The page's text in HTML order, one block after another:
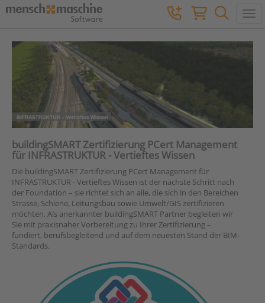
buildingSMART Zertifizierung PCert Management
für INFRASTRUKTUR - Vertieftes Wissen
Die buildingSMART Zertifizierung PCert Management für
INFRASTRUKTUR - Vertieftes Wissen ist der nächste Schritt nach
der Foundation – sie richtet sich an alle, die sich in den Bereichen
Strasse, Schiene, Leitungsbau sowie Umwelt/GIS zertifizieren
möchten. Als anerkannter buildingSMART Partner begleiten wir
Sie mit praxisnaher Vorbereitung zu Ihrer Zertifizierung –
fundiert, berufsbegleitend und auf dem neuesten Stand der BIM-
Standards.